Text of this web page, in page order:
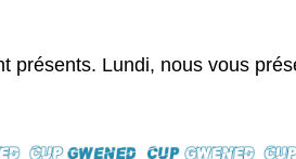
présents. Lundi, nous vous